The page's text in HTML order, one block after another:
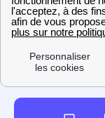
Edf Oise